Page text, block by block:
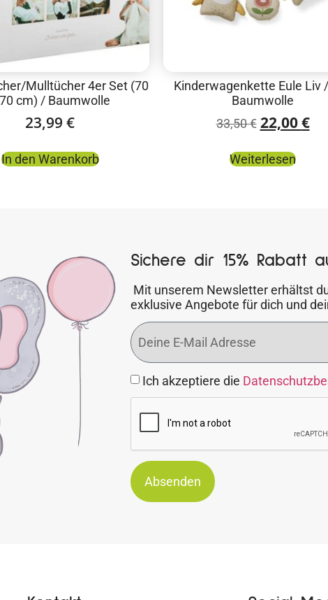
Mulltücher 4er Set (70
cm) / Baumwolle
23,99 €
In den Warenkorb
Kinderwagenkette Eule Liv
Baumwolle
33,50€ 22,00€
Weiterlesen
Sichere dir 15% Rabatt
Mit unserem Newsletter erhältst
exklusive Angebote für dich und
Ich akzeptiere die
Absenden